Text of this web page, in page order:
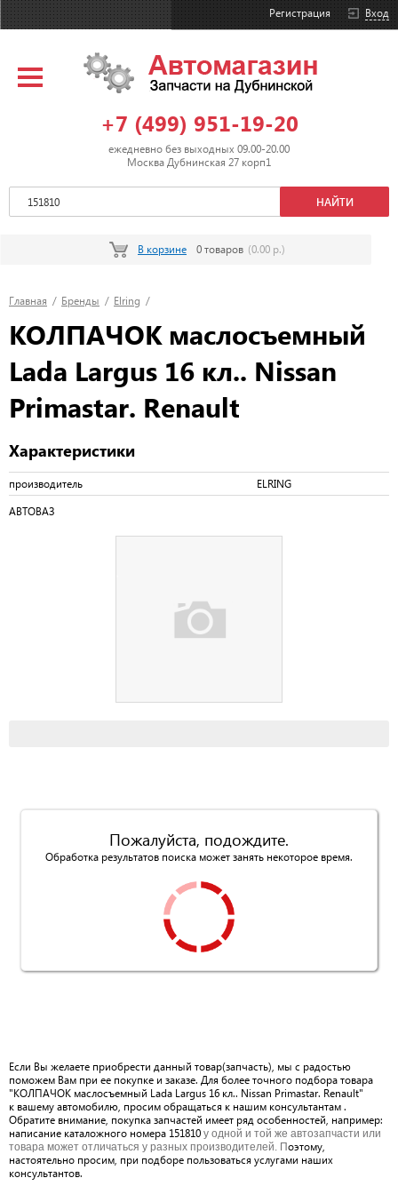
Вход
Регистрация
+7 (499) 951-19-20
ежедневно без выходных 09.00-20.00
Москва Дубнинская 27 корп1
В корзине 0 товаров (0.00 р.)
Главная / Бренды / Elring /
КОЛПАЧОК маслосъемный
Lada Largus 16 кл.. Nissan
Primastar. Renault
Характеристики
производитель ELRING
АВТОВАЗ
Пожалуйста, подождите.
Обработка результатов поиска может занять некоторое время.
Если Вы желаете приобрести данный товар(запчасть), мы с радостью
поможем Вам при ее покупке и заказе. Для более точного подбора товара
"КОЛПАЧОК маслосъемный Lada Largus 16 кл.. Nissan Primastar. Renault"
к вашему автомобилю, просим обращаться к нашим консультантам .
Обратите внимание, покупка запчастей имеет ряд особенностей, например:
написание каталожного номера 151810 у одной и той же автозапчасти или
товара может отличаться у разных производителей. Поэтому,
настоятельно просим, при подборе пользоваться услугами наших
консультантов.